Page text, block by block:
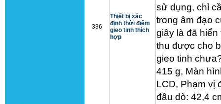
336
Thiết bị xác
định thời điểm
gieo tinh thích
hợp
sử dụng, chỉ
trong âm đạo
giây là đã hiển
thu được cho
gieo tinh
415 g, Màn
LCD, Phạm vị
đầu dò: 42,4